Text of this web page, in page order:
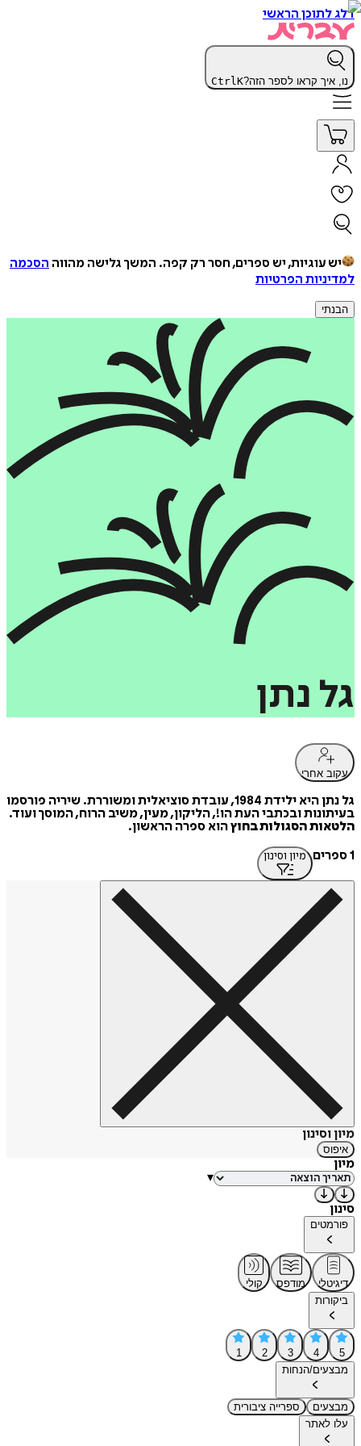
דלג לתוכן הראשי
נו, איך קראו לספר הזה? CtrlK
יש עוגיות, יש ספרים, חסר רק קפה. המשך גלישה מהווה הסכמה
למדיניות הפרטיות
הבנתי
גל נתן
עקוב אחרי
גל נתן היא ילידת 1984, עובדת סוציאלית ומשוררת. שיריה פורסמו
בעיתונות ובכתבי העת הו!, הליקון, מעין, משיב הרוח, המוסך ועוד.
הלטאות הסגולות בחוץהוא ספרה הראשון.
1 ספרים
מיון וסינון
מיון וסינון
איפוס
מיון
▾
סינון
פורמטים
דיגיטלי מודפס
קולי
ביקורות
5
4
3
2
1
מבצעים/הנחות
מבצעים
ספרייה ציבורית
עלו לאתר